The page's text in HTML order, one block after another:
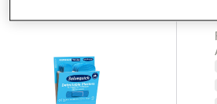
Företagsprofilering